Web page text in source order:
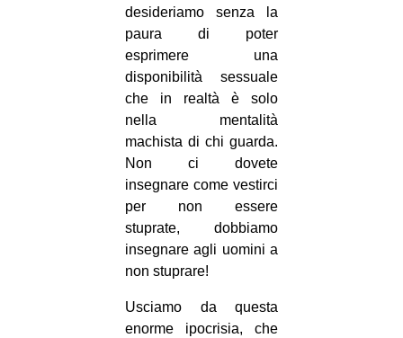
desideriamo senza la
paura di poter
esprimere una
disponibilità sessuale
che in realtà è solo
nella mentalità
machista di chi guarda.
Non ci dovete
insegnare come vestirci
per non essere
stuprate, dobbiamo
insegnare agli uomini a
non stuprare!
Usciamo da questa
enorme ipocrisia, che